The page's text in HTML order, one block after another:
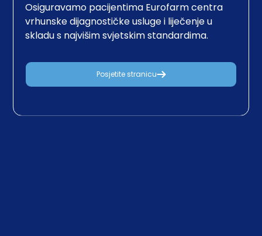
Osiguravamo pacijentima Eurofarm centra
vrhunske dijagnostičke usluge i liječenje u
skladu s najvišim svjetskim standardima.
Posjetite stranicu